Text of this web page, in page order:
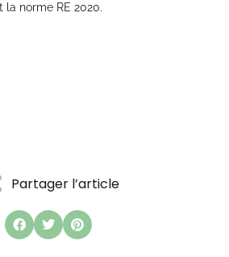
Partager l’article
norme RE 2020.